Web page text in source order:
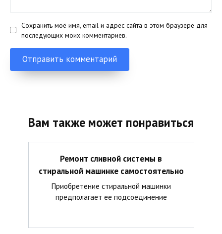
Сохранить моё имя, email и адрес сайта в этом браузере для
последующих моих комментариев.
Вам также может понравиться
Ремонт сливной системы в
стиральной машинке самостоятельно
Приобретение стиральной машинки
предполагает ее подсоединение